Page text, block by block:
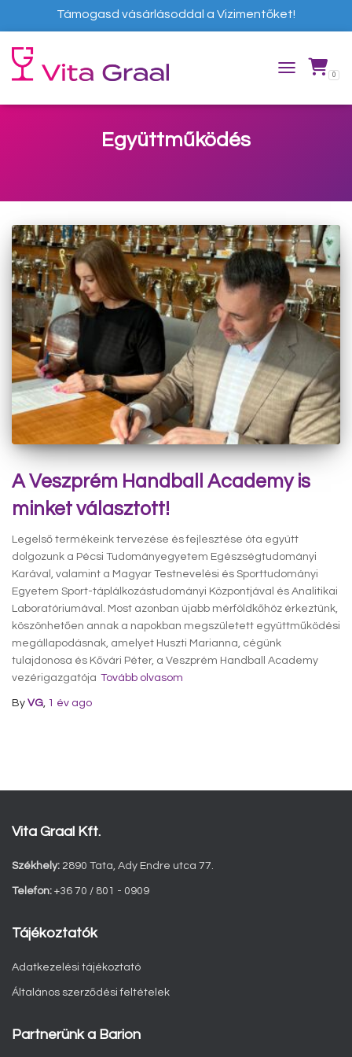
Támogasd vásárlásoddal a Vizimentőket!
TOGGLE 0
Együttműködés
A Veszprém Handball Academy is
minket választott!
Legelső termékeink tervezése és fejlesztése óta együtt
dolgozunk a Pécsi Tudományegyetem Egészségtudományi
Karával, valamint a Magyar Testnevelési és Sporttudományi
Egyetem Sport-táplálkozástudományi Központjával és Analitikai
Laboratóriumával. Most azonban újabb mérföldkőhöz érkeztünk,
köszönhetően annak a napokban megszületett együttműködési
megállapodásnak, amelyet Huszti Marianna, cégünk
tulajdonosa és Kővári Péter, a Veszprém Handball Academy
vezérigazgatója Tovább olvasom
By VG 1 év ago
Vita Graal Kft.
Székhely: 2890 Tata, Ady Endre utca 77.
Telefon: +36 70 / 801 - 0909
Tájékoztatók
Adatkezelési tájékoztató
Általános szerződési feltételek
Partnerünk a Barion